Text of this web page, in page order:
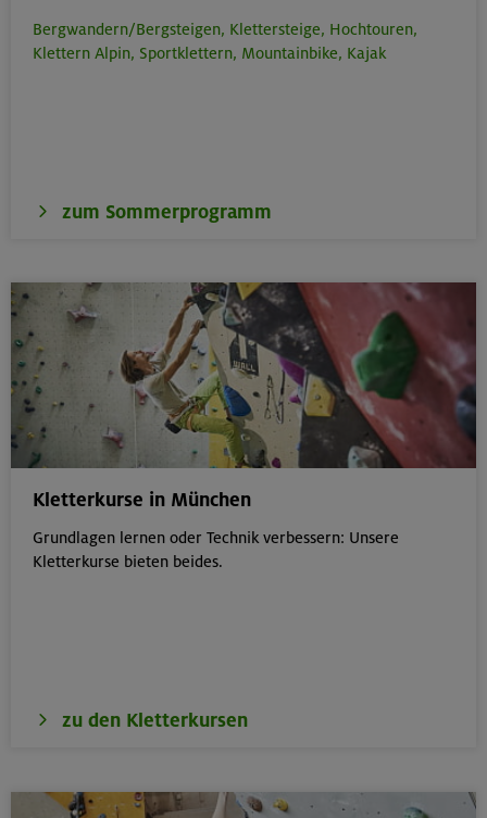
Bergwandern/Bergsteigen, Klettersteige, Hochtouren,
Klettern Alpin, Sportklettern, Mountainbike, Kajak
zum Sommerprogramm
Kletterkurse in München
Grundlagen lernen oder Technik verbessern: Unsere
Kletterkurse bieten beides.
zu den Kletterkursen